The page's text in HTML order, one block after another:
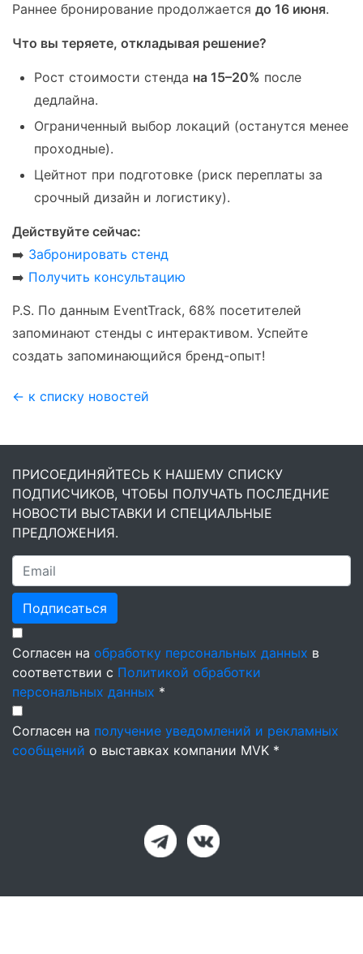
Раннее бронирование продолжается до 16 июня.
Что вы теряете, откладывая решение?
Рост стоимости стенда на 15–20% после
дедлайна.
Ограниченный выбор локаций (останутся менее
проходные).
Цейтнот при подготовке (риск переплаты за
срочный дизайн и логистику).
Действуйте сейчас:
➡️ Забронировать стенд
➡️ Получить консультацию
P.S. По данным EventTrack, 68% посетителей
запоминают стенды с интерактивом. Успейте
создать запоминающийся бренд-опыт!
← к списку новостей
ПРИСОЕДИНЯЙТЕСЬ К НАШЕМУ СПИСКУ
ПОДПИСЧИКОВ, ЧТОБЫ ПОЛУЧАТЬ ПОСЛЕДНИЕ
НОВОСТИ ВЫСТАВКИ И СПЕЦИАЛЬНЫЕ
ПРЕДЛОЖЕНИЯ.
Подписаться
Согласен на обработку персональных данных в
соответствии с Политикой обработки
персональных данных *
Согласен на получение уведомлений и рекламных
сообщений о выставках компании MVK *